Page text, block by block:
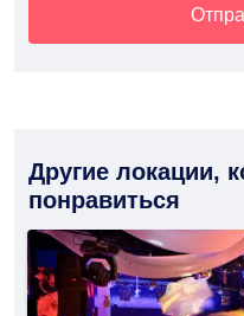
Другие локации,
понравиться